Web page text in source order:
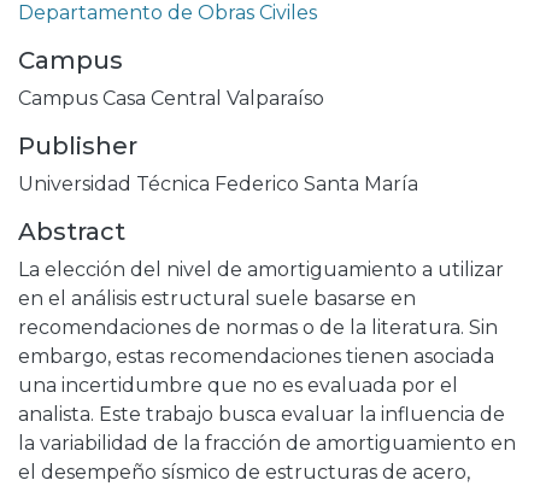
Departamento de Obras Civiles
Campus
Campus Casa Central Valparaíso
Publisher
Universidad Técnica Federico Santa María
Abstract
La elección del nivel de amortiguamiento a utilizar
en el análisis estructural suele basarse en
recomendaciones de normas o de la literatura. Sin
embargo, estas recomendaciones tienen asociada
una incertidumbre que no es evaluada por el
analista. Este trabajo busca evaluar la influencia de
la variabilidad de la fracción de amortiguamiento en
el desempeño sísmico de estructuras de acero,